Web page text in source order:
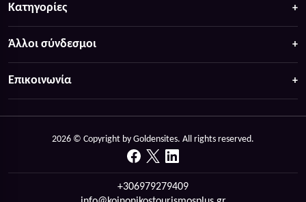
Κατηγορίες
Άλλοι σύνδεσμοι
Επικοινωνία
2026 © Copyright by Goldensites. All rights reserved.
+306979279409